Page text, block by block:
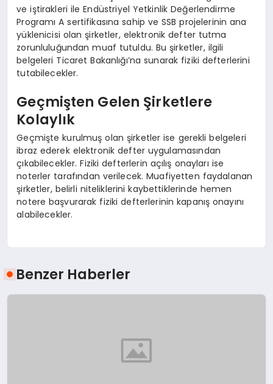
ve iştirakleri ile Endüstriyel Yetkinlik Değerlendirme
Programı A sertifikasına sahip ve SSB projelerinin ana
yüklenicisi olan şirketler, elektronik defter tutma
zorunluluğundan muaf tutuldu. Bu şirketler, ilgili
belgeleri Ticaret Bakanlığı’na sunarak fiziki defterlerini
tutabilecekler.
Geçmişten Gelen Şirketlere
Kolaylık
Geçmişte kurulmuş olan şirketler ise gerekli belgeleri
ibraz ederek elektronik defter uygulamasından
çıkabilecekler. Fiziki defterlerin açılış onayları ise
noterler tarafından verilecek. Muafiyetten faydalanan
şirketler, belirli niteliklerini kaybettiklerinde hemen
notere başvurarak fiziki defterlerinin kapanış onayını
alabilecekler.
Benzer Haberler